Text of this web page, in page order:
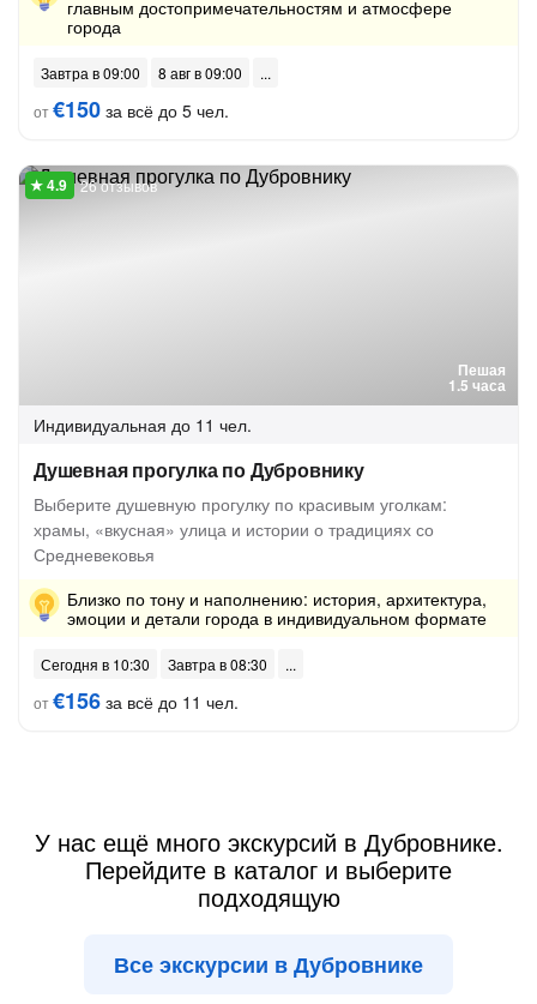
главным достопримечательностям и атмосфере
города
Завтра в 09:00
8 авг в 09:00
от€150 за всё до 5 чел.
Пешая
1.5 часа
26 отзывов
Индивидуальная до 11 чел.
Душевная прогулка по Дубровнику
Выберите душевную прогулку по красивым уголкам:
храмы, «вкусная» улица и истории о традициях со
Средневековья
Близко по тону и наполнению: история, архитектура,
эмоции и детали города в индивидуальном формате
Сегодня в 10:30
Завтра в 08:30
от€156 за всё до 11 чел.
У нас ещё много экскурсий в Дубровнике.
Перейдите в каталог и выберите
подходящую
Все экскурсии в Дубровнике